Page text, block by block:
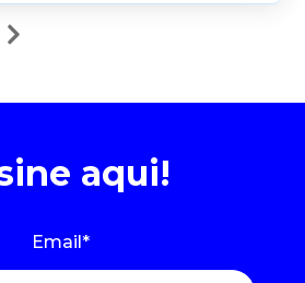
aqui!
Email *